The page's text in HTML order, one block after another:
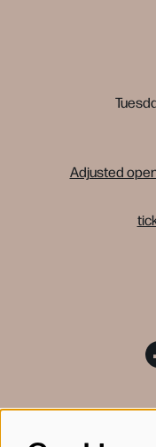
Adjusted